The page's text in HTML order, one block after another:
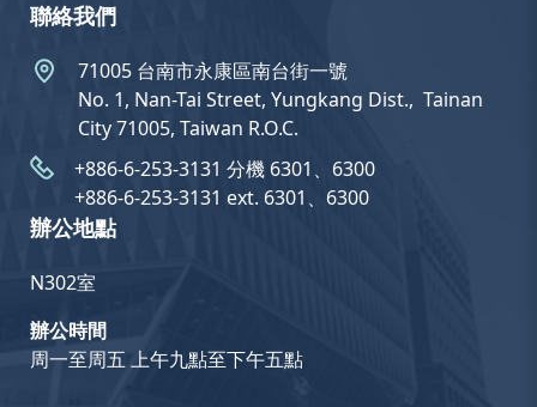
聯絡我們
71005 台南市永康區南台街一號
No. 1, Nan-Tai Street, Yungkang Dist.,  Tainan
City 71005, Taiwan R.O.C.
+886-6-253-3131 分機 6301、6300
+886-6-253-3131 ext. 6301、6300
辦公地點
N302室
辦公時間
周一至周五 上午九點至下午五點